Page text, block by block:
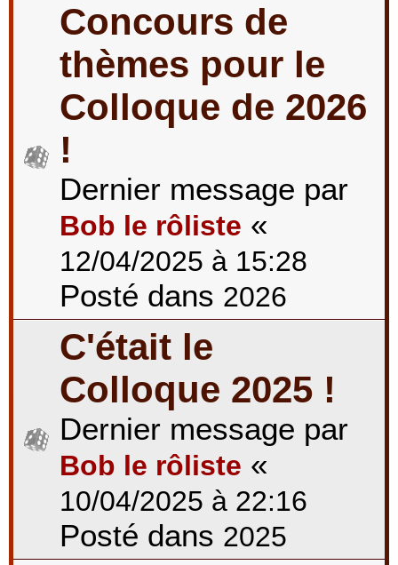
Concours de
thèmes pour le
Colloque de 2026
!
Dernier message par
Bob le rôliste «
12/04/2025 à 15:28
Posté dans 2026
C'était le
Colloque 2025 !
Dernier message par
Bob le rôliste «
10/04/2025 à 22:16
Posté dans 2025